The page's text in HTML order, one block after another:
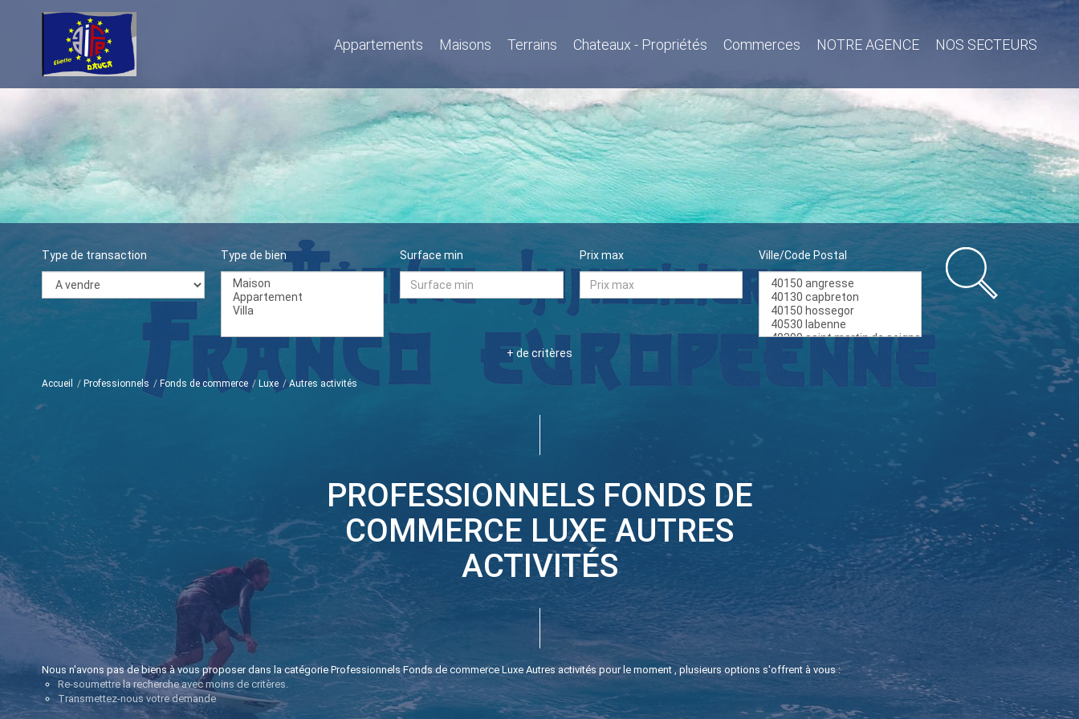
Appartements Maisons Terrains Chateaux - Propriétés Commerces NOTRE AGENCE NOS SECTEURS
Type de transaction Type de bien Surface min Prix max Ville/Code Postal
+ de critères
Accueil Professionnels Fonds de commerce Luxe Autres activités
PROFESSIONNELS FONDS DE
COMMERCE LUXE AUTRES
ACTIVITÉS
Nous n'avons pas de biens à vous proposer dans la catégorie Professionnels Fonds de commerce Luxe Autres activités pour le moment , plusieurs options s'offrent à vous :
Re-soumettre la recherche avec moins de critères.
Transmettez-nous votre demande